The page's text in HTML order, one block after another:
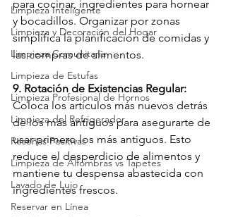
Limpieza Inteligente
Limpieza y Decoración del Hogar
Limpieza Comunitaria
Limpieza de Estufas
Limpieza Profesional de Hornos
Limpieza del Refrigerador
Reseñas Positivas
Limpieza de Alfombras vs Tapetes
Lavado de Lujo
Reservar en Línea
para cocinar, ingredientes para hornear
y bocadillos. Organizar por zonas
simplifica la planificación de comidas y
las compras de alimentos.
9. Rotación de Existencias Regular:
Coloca los artículos más nuevos detrás
de los más antiguos para asegurarte de
usar primero los más antiguos. Esto
reduce el desperdicio de alimentos y
mantiene tu despensa abastecida con
ingredientes frescos.